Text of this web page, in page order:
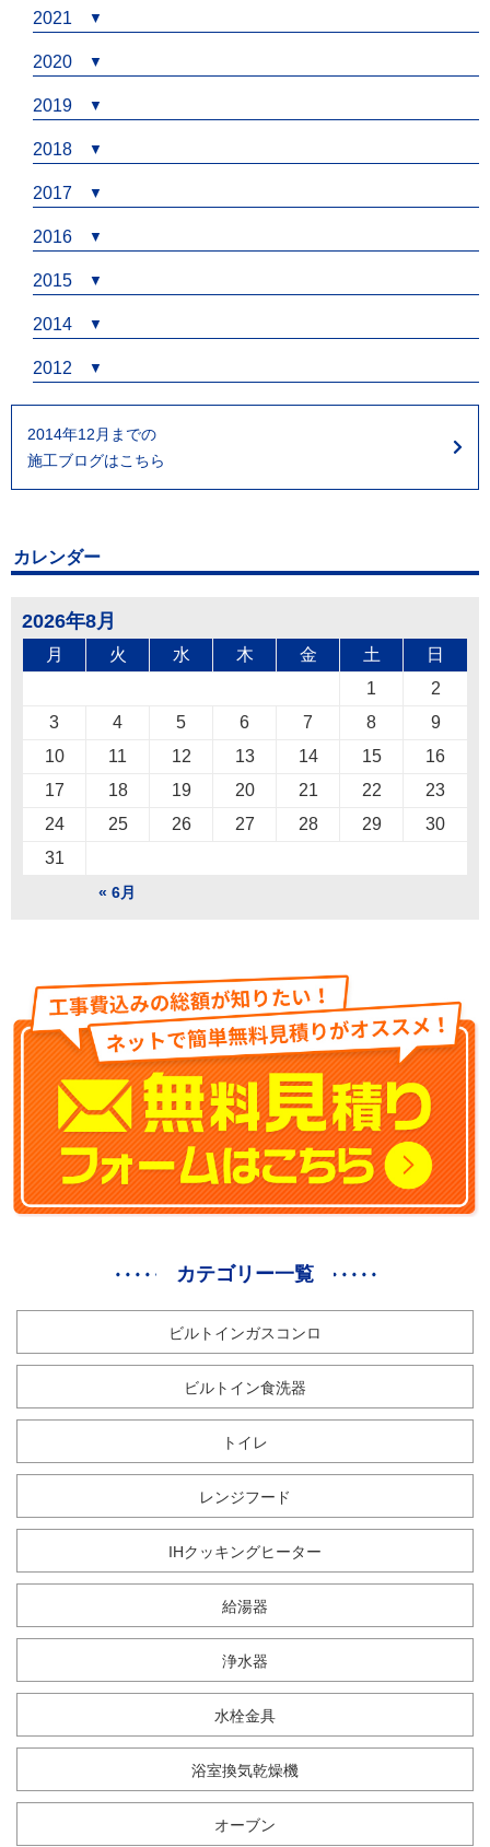
2021
2020
2019
2018
2017
2016
2015
2014
2012
2014年12月までの
施工ブログはこちら
カレンダー
2026年8月
月 火 水 木 金 土 日
« 6月
1
2
3
4 5 6 7 8
9
10
11 12 13 14 15
16
17
18 19 20 21 22
23
24
25 26 27 28 29
30
31
カテゴリー一覧
ビルトインガスコンロ
ビルトイン食洗器
トイレ
レンジフード
IHクッキングヒーター
給湯器
浄水器
水栓金具
浴室換気乾燥機
オーブン